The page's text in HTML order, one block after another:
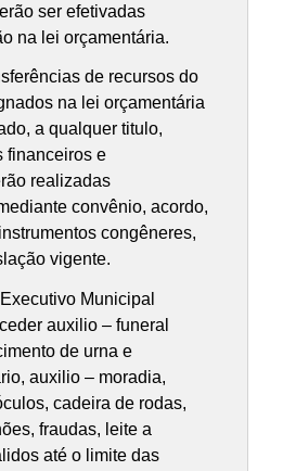
ser efetivadas
na lei orçamentária.
de recursos do
na lei orçamentária
a qualquer titulo,
financeiros e
realizadas
convênio, acordo,
congêneres,
vigente.
Municipal
auxilio – funeral
de urna e
auxilio – moradia,
cadeira de rodas,
fraudas, leite a
até o limite das